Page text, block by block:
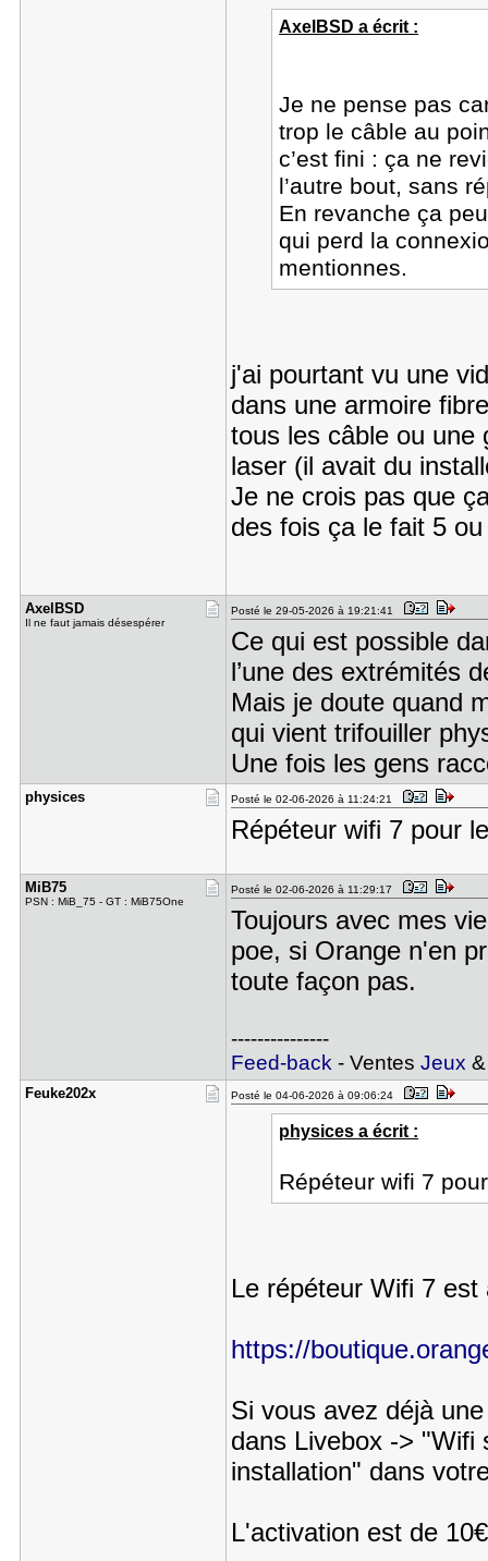
AxelBSD a écrit :
Je ne pense pas
trop le câble au
c’est fini : ça ne
l’autre bout, sans
En revanche ça
qui perd la
mentionnes.
j'ai pourtant vu une
dans une armoire
tous les câble ou une
laser (il avait du
Je ne crois pas que
des fois ça le fait 5
AxelBSD
Il ne faut jamais désespérer
Posté le 29-05-2026 à 19:21:41
Ce qui est possible
l’une des extrémités
Mais je doute quand
qui vient trifouiller
Une fois les gens
physices Posté le 02-06-2026 à 11:24:21
Répéteur wifi 7 pour
MiB75
PSN : MiB_75 - GT : MiB75One
Posté le 02-06-2026 à 11:29:17
Toujours avec mes
poe, si Orange n'en
toute façon pas.
---------------
Feed-back - Ventes Jeux
Feuke202x Posté le 04-06-2026 à 09:06:24
physices a écrit :
Répéteur wifi 7
Le répéteur Wifi 7
https://
Si vous avez déjà
dans Livebox -> "Wifi
installation" dans
L'activation est de